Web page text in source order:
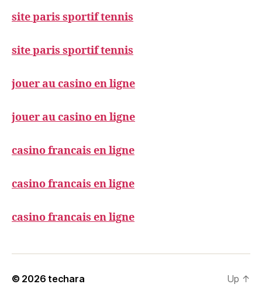
site paris sportif tennis
site paris sportif tennis
jouer au casino en ligne
jouer au casino en ligne
casino francais en ligne
casino francais en ligne
casino francais en ligne
© 2026techara Up ↑